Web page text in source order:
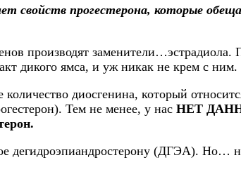
прогестерона, которые
производят
дикого ямса, и уж никак не крем с ним.
диосгенина, который
Тем не менее, у нас НЕТ
дегидроэпиандростерону (ДГЭА).